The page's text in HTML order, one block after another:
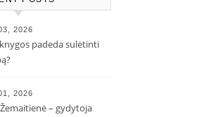
2026
padeda sulėtinti
2026
– gydytoja